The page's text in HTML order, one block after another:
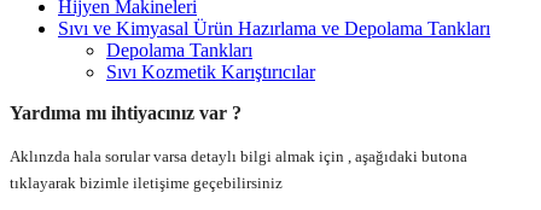
Hijyen Makineleri
Sıvı ve Kimyasal Ürün Hazırlama ve Depolama Tankları
Depolama Tankları
Sıvı Kozmetik Karıştırıcılar
Yardıma mı ihtiyacınız var ?
Aklınzda hala sorular varsa detaylı bilgi almak için , aşağıdaki butona
tıklayarak bizimle iletişime geçebilirsiniz